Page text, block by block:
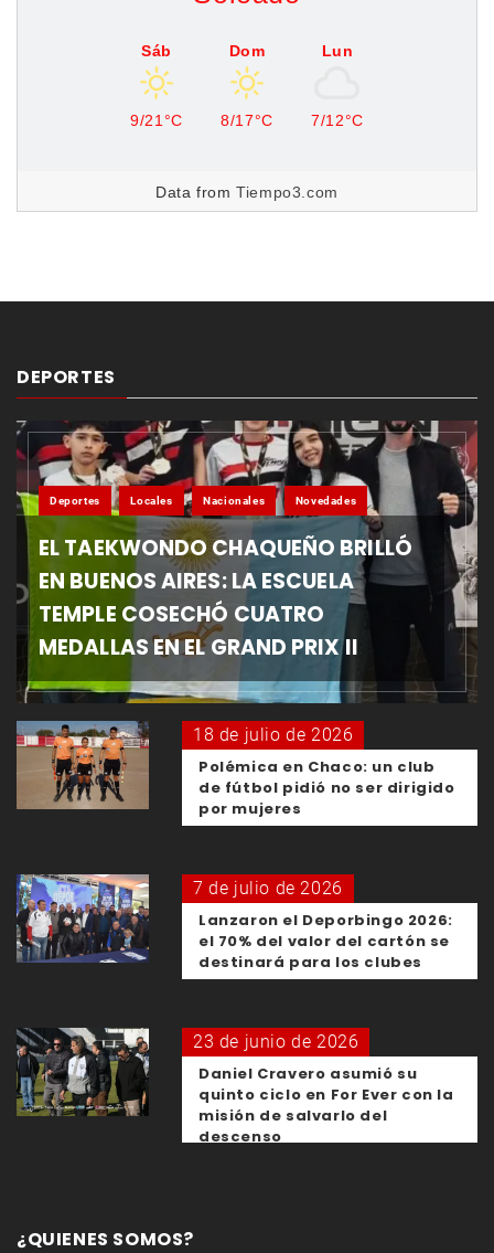
Sáb
9/21°C
Dom
8/17°C
Lun
7/12°C
Data fromTiempo3.com
DEPORTES
Deportes Locales Nacionales Novedades
EL TAEKWONDO CHAQUEÑO BRILLÓ
EN BUENOS AIRES: LA ESCUELA
TEMPLE COSECHÓ CUATRO
MEDALLAS EN EL GRAND PRIX II
18 de julio de 2026
Polémica en Chaco: un club
de fútbol pidió no ser dirigido
por mujeres
7 de julio de 2026
Lanzaron el Deporbingo 2026:
el 70% del valor del cartón se
destinará para los clubes
23 de junio de 2026
Daniel Cravero asumió su
quinto ciclo en For Ever con la
misión de salvarlo del
descenso
¿QUIENES SOMOS?